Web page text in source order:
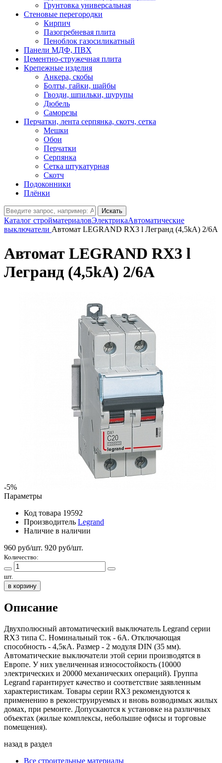
Грунтовка универсальная
Стеновые перегородки
Кирпич
Пазогребневая плита
Пеноблок газосиликатный
Панели МДФ, ПВХ
Цементно-стружечная плита
Крепежные изделия
Анкера, скобы
Болты, гайки, шайбы
Гвозди, шпильки, шурупы
Дюбель
Саморезы
Перчатки, лента серпянка, скотч, сетка
Мешки
Обои
Перчатки
Серпянка
Сетка штукатурная
Скотч
Подоконники
Плёнки
Искать
Каталог стройматериаловЭлектрикаАвтоматические
выключатели Автомат LEGRAND RX3 l Легранд (4,5kA) 2/6A
Автомат LEGRAND RX3 l
Легранд (4,5kA) 2/6A
-5%
Параметры
Код товара 19592
Производитель Legrand
Наличие в наличии
960 руб/шт. 920 руб/шт.
Количество:
шт.
в корзину
Описание
Двухполюсный автоматический выключатель Legrand серии
RX3 типа C. Номинальный ток - 6А. Отключающая
способность - 4,5кА. Размер - 2 модуля DIN (35 мм).
Автоматические выключатели этой серии производятся в
Европе. У них увеличенная износостойкость (10000
электрических и 20000 механических операций). Группа
Legrand гарантирует качество и соответствие заявленным
характеристикам. Товары серии RX3 рекомендуются к
применению в реконструируемых и вновь возводимых жилых
домах, при ремонте. Допускаются к установке на различных
объектах (жилые комплексы, небольшие офисы и торговые
помещения).
назад в раздел
Все строительные материалы